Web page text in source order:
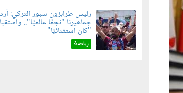
060803.jpg
رئيس طرابزون سبور التركي:
جماهيرنا "نجمًا عالميًا"..
"كان استثنائيًا"
رياضة